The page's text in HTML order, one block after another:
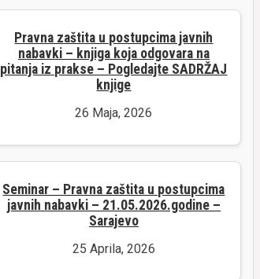
Pravna zaštita u postupcima javnih
nabavki – knjiga koja odgovara na
pitanja iz prakse – Pogledajte SADRŽAJ
knjige
26 Maja, 2026
Seminar – Pravna zaštita u postupcima
javnih nabavki – 21.05.2026.godine –
Sarajevo
25 Aprila, 2026